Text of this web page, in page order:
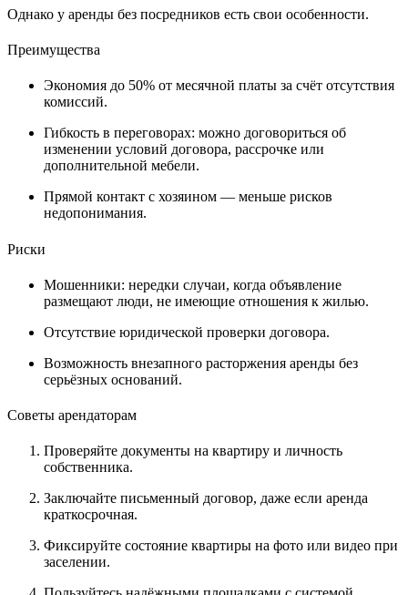
Однако у аренды без посредников есть свои особенности.
Преимущества
Экономия до 50% от месячной платы за счёт отсутствия
комиссий.
Гибкость в переговорах: можно договориться об
изменении условий договора, рассрочке или
дополнительной мебели.
Прямой контакт с хозяином — меньше рисков
недопонимания.
Риски
Мошенники: нередки случаи, когда объявление
размещают люди, не имеющие отношения к жилью.
Отсутствие юридической проверки договора.
Возможность внезапного расторжения аренды без
серьёзных оснований.
Советы арендаторам
Проверяйте документы на квартиру и личность
собственника.
Заключайте письменный договор, даже если аренда
краткосрочная.
Фиксируйте состояние квартиры на фото или видео при
заселении.